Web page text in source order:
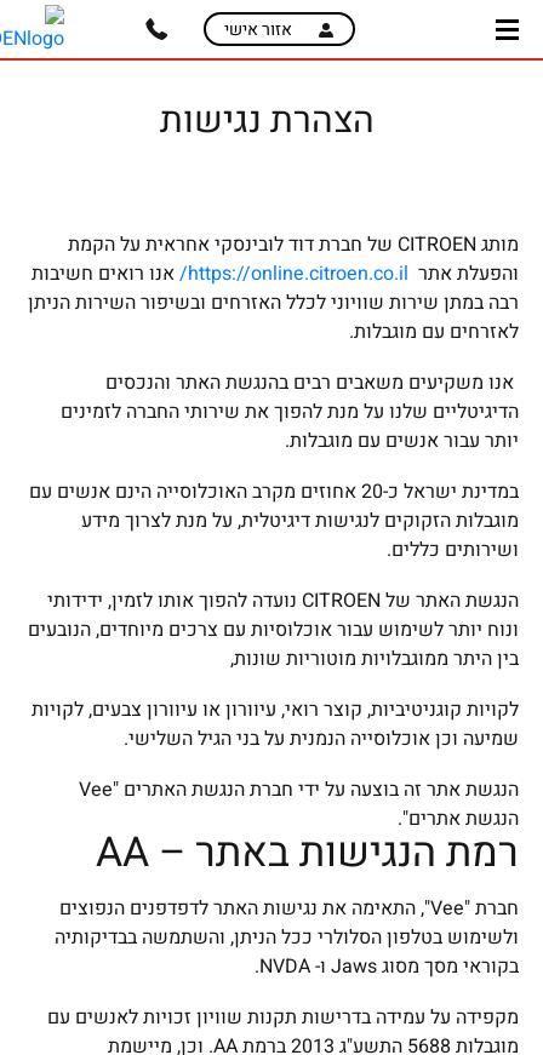
skip
skip
אזור אישי
הצהרת נגישות
מותג CITROEN של חברת דוד לובינסקי אחראית על הקמת
והפעלת אתר https://online.citroen.co.il/ אנו רואים חשיבות
רבה במתן שירות שוויוני לכלל האזרחים ובשיפור השירות הניתן
לאזרחים עם מוגבלות.
אנו משקיעים משאבים רבים בהנגשת האתר והנכסים
הדיגיטליים שלנו על מנת להפוך את שירותי החברה לזמינים
יותר עבור אנשים עם מוגבלות.
במדינת ישראל כ-20 אחוזים מקרב האוכלוסייה הינם אנשים עם
מוגבלות הזקוקים לנגישות דיגיטלית, על מנת לצרוך מידע
ושירותים כללים.
הנגשת האתר של CITROEN נועדה להפוך אותו לזמין, ידידותי
ונוח יותר לשימוש עבור אוכלוסיות עם צרכים מיוחדים, הנובעים
בין היתר ממוגבלויות מוטוריות שונות,
לקויות קוגניטיביות, קוצר רואי, עיוורון או עיוורון צבעים, לקויות
שמיעה וכן אוכלוסייה הנמנית על בני הגיל השלישי.
הנגשת אתר זה בוצעה על ידי חברת הנגשת האתרים "Vee
הנגשת אתרים".
רמת הנגישות באתר – AA
חברת "Vee", התאימה את נגישות האתר לדפדפנים הנפוצים
ולשימוש בטלפון הסלולרי ככל הניתן, והשתמשה בבדיקותיה
בקוראי מסך מסוג Jaws ו- NVDA.
מקפידה על עמידה בדרישות תקנות שוויון זכויות לאנשים עם
מוגבלות 5688 התשע"ג 2013 ברמת AA. וכן, מיישמת